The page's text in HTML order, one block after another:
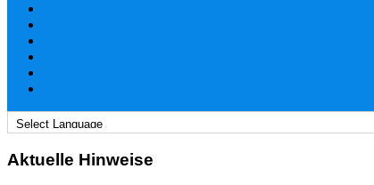
Aktuelle Hinweise